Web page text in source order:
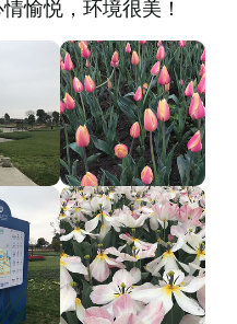
愉悦，环境很美！